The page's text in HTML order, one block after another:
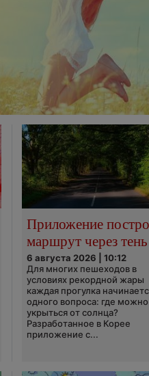
Приложение
маршрут через тень
6 августа 2026 | 10:12
Для многих пешеходов в
условиях рекордной жары
каждая прогулка
одного вопроса: где можно
укрыться от солнца?
Разработанное в Корее
приложение с...